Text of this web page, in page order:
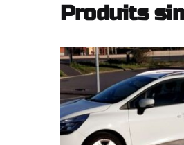
Produits